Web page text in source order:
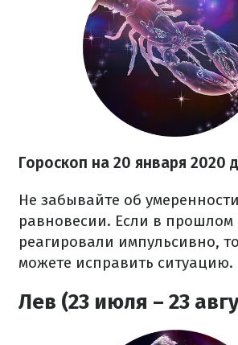
Гороскоп на 20 января 2020
Не забывайте об
равновесии. Если в прошлом
реагировали импульсивно,
можете исправить ситуацию.
Лев (23 июля – 23